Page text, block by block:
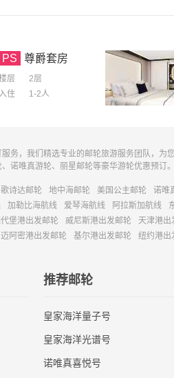
PS 尊爵套房
层
2层
入住
1-2人
务，我们精选专业的邮轮旅游服务团队，
诺唯真游轮、丽星邮轮等豪华游轮优惠预订
歌诗达邮轮 地中海邮轮 美国公主邮轮
诺唯
加勒比海航线 爱琴海航线 阿拉斯加航线
堡港出发邮轮 威尼斯港出发邮轮
天津港出
迈阿密港出发邮轮 基尔港出发邮轮 纽约港出
推荐邮轮
皇家海洋量子号
皇家海洋光谱号
诺唯真喜悦号